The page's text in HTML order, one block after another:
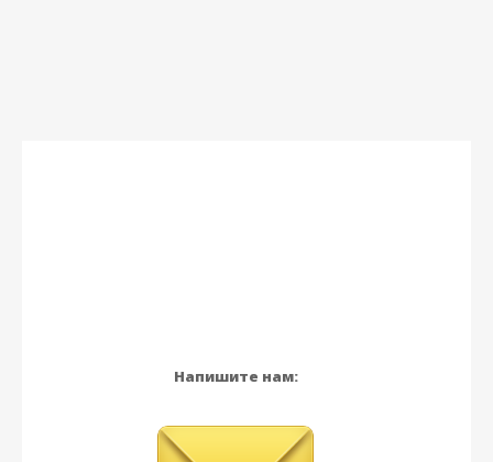
Напишите нам: